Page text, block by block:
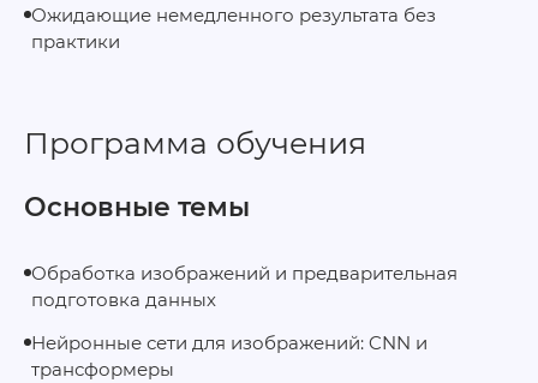
Ожидающие немедленного результата без
практики
Программа обучения
Основные темы
Обработка изображений и предварительная
подготовка данных
Нейронные сети для изображений: CNN и
трансформеры